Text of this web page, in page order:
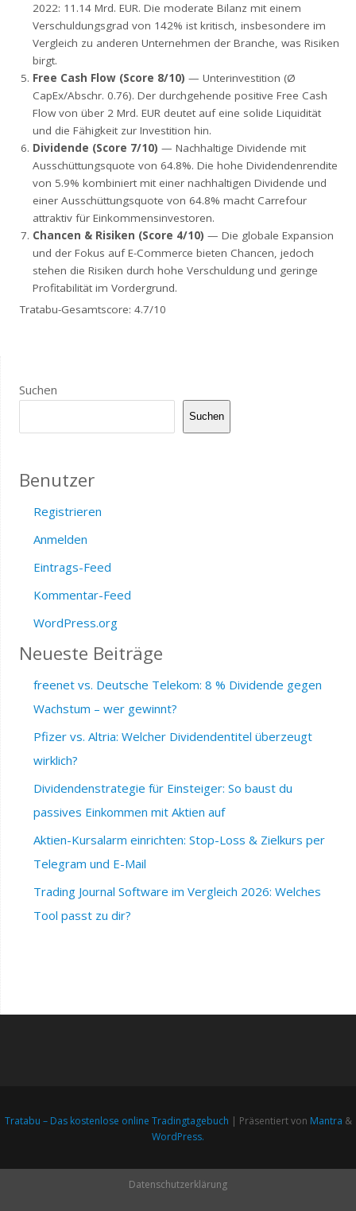
2022: 11.14 Mrd. EUR. Die moderate Bilanz mit einem
Verschuldungsgrad von 142% ist kritisch, insbesondere im
Vergleich zu anderen Unternehmen der Branche, was Risiken
birgt.
Free Cash Flow (Score 8/10) — Unterinvestition (Ø
CapEx/Abschr. 0.76). Der durchgehende positive Free Cash
Flow von über 2 Mrd. EUR deutet auf eine solide Liquidität
und die Fähigkeit zur Investition hin.
Dividende (Score 7/10) — Nachhaltige Dividende mit
Ausschüttungsquote von 64.8%. Die hohe Dividendenrendite
von 5.9% kombiniert mit einer nachhaltigen Dividende und
einer Ausschüttungsquote von 64.8% macht Carrefour
attraktiv für Einkommensinvestoren.
Chancen & Risiken (Score 4/10) — Die globale Expansion
und der Fokus auf E-Commerce bieten Chancen, jedoch
stehen die Risiken durch hohe Verschuldung und geringe
Profitabilität im Vordergrund.
Tratabu-Gesamtscore: 4.7/10
Suchen
Suchen
Benutzer
Registrieren
Anmelden
Eintrags-Feed
Kommentar-Feed
WordPress.org
Neueste Beiträge
freenet vs. Deutsche Telekom: 8 % Dividende gegen
Wachstum – wer gewinnt?
Pfizer vs. Altria: Welcher Dividendentitel überzeugt
wirklich?
Dividendenstrategie für Einsteiger: So baust du
passives Einkommen mit Aktien auf
Aktien-Kursalarm einrichten: Stop-Loss & Zielkurs per
Telegram und E-Mail
Trading Journal Software im Vergleich 2026: Welches
Tool passt zu dir?
Tratabu – Das kostenlose online Tradingtagebuch | Präsentiert von Mantra &
WordPress.
Datenschutzerklärung